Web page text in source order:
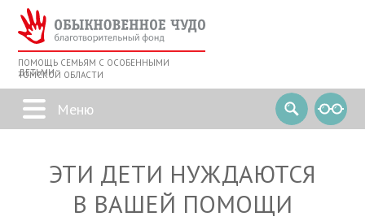
ПОМОЩЬ СЕМЬЯМ С ОСОБЕННЫМИ
ДЕТЬМИ
ТОМСКОЙ ОБЛАСТИ
ЭТИ ДЕТИ НУЖДАЮТСЯ
В ВАШЕЙ ПОМОЩИ